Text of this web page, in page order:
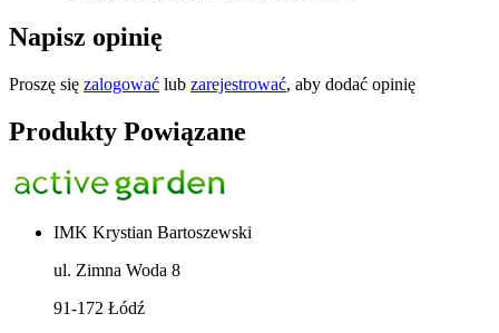
Napisz opinię
Proszę się zalogować lub zarejestrować, aby dodać opinię
Produkty Powiązane
IMK Krystian Bartoszewski
ul. Zimna Woda 8
91-172 Łódź